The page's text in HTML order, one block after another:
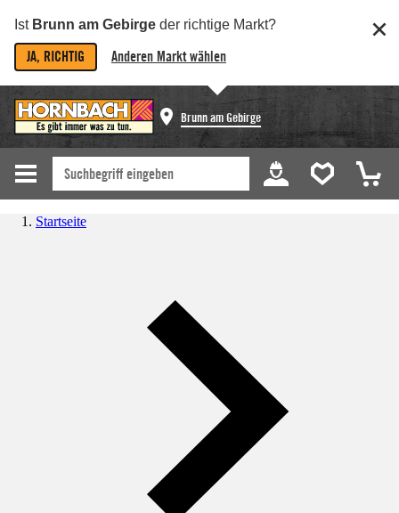
Ist Brunn am Gebirge der richtige Markt?
JA, RICHTIG Anderen Markt wählen
Brunn am Gebirge
Startseite